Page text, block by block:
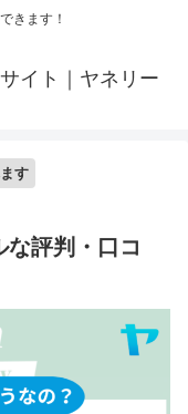
きます！
イト｜ヤネリー
す
評判・口コ